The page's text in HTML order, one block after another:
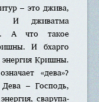
– это джива,
И дживатма
А что такое
И бхарго
энергия Кришны.
«дева»?
– Господь,
сварупа-